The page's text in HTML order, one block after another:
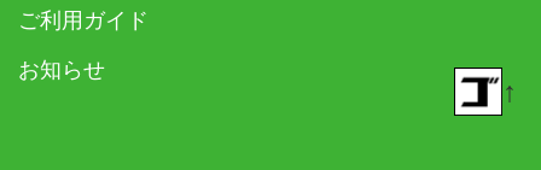
ご利用ガイド
お知らせ
↑